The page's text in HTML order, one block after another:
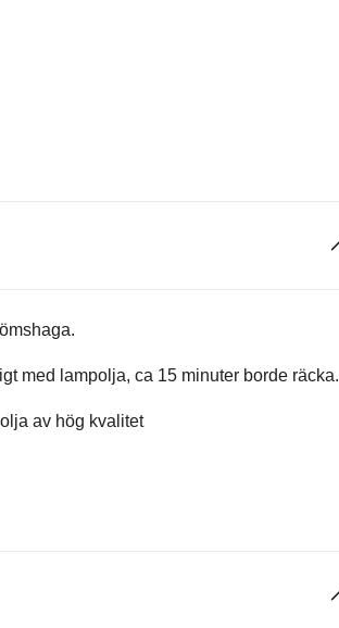
med lampolja, ca 15 minuter borde räcka.
av hög kvalitet